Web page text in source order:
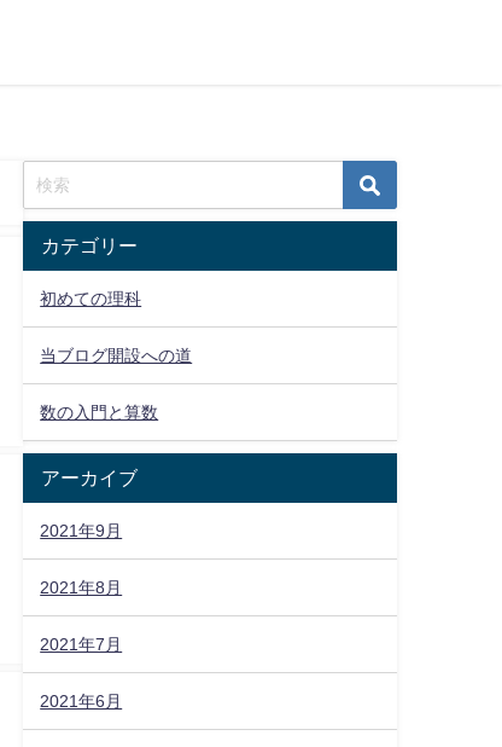
カテゴリー
初めての理科
当ブログ開設への道
数の入門と算数
アーカイブ
2021年9月
2021年8月
2021年7月
2021年6月